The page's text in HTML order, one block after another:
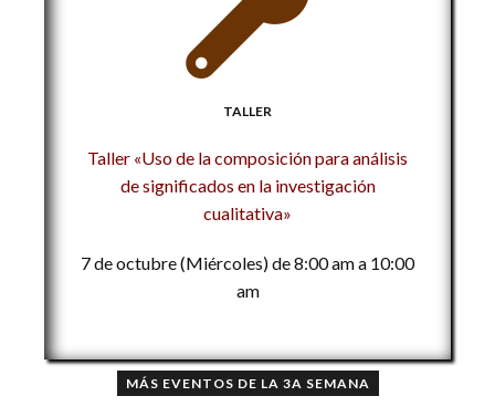
TALLER
Taller «Uso de la composición para análisis
de significados en la investigación
cualitativa»
7 de octubre (Miércoles) de 8:00 am a 10:00
am
MÁS EVENTOS DE LA 3A SEMANA